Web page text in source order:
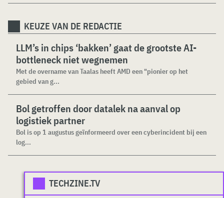
KEUZE VAN DE REDACTIE
LLM’s in chips ‘bakken’ gaat de grootste AI-
bottleneck niet wegnemen
Met de overname van Taalas heeft AMD een "pionier op het
gebied van g...
Bol getroffen door datalek na aanval op
logistiek partner
Bol is op 1 augustus geïnformeerd over een cyberincident bij een
log...
TECHZINE.TV